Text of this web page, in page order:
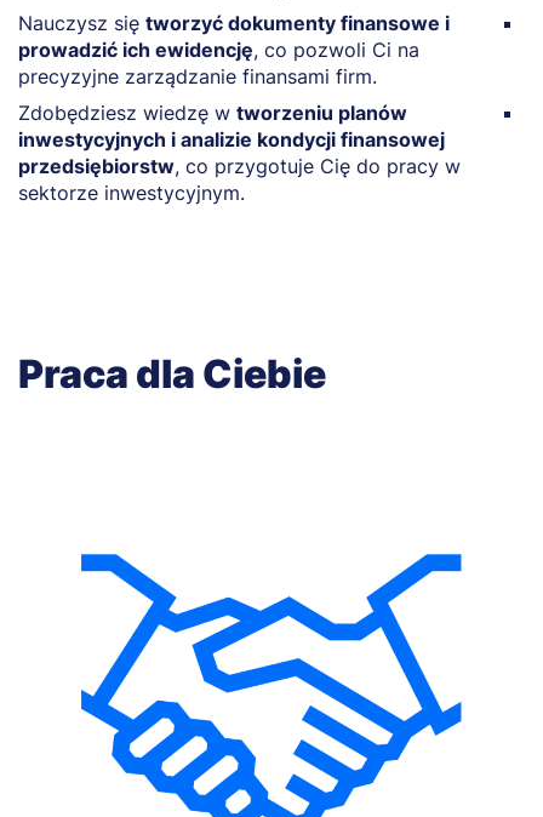
Nauczysz się tworzyć dokumenty finansowe i
prowadzić ich ewidencję, co pozwoli Ci na
precyzyjne zarządzanie finansami firm.
Zdobędziesz wiedzę w tworzeniu planów
inwestycyjnych i analizie kondycji finansowej
przedsiębiorstw, co przygotuje Cię do pracy w
sektorze inwestycyjnym.
Praca dla Ciebie